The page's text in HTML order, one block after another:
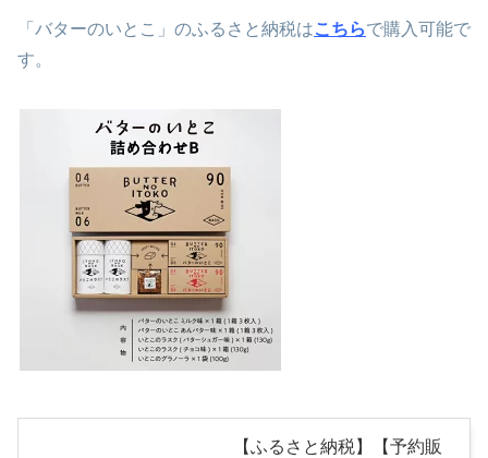
「バターのいとこ」のふるさと納税はこちらで購入可能で
す。
【ふるさと納税】【予約販